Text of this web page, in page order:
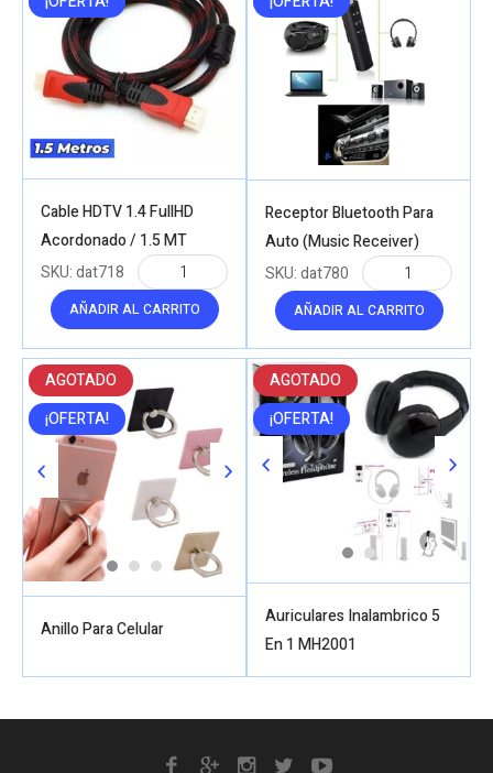
Cable HDTV 1.4 FullHD
Acordonado / 1.5 MT
AÑADIR AL CARRITO
SKU:dat718
Receptor Bluetooth Para
Auto (Music Receiver)
AÑADIR AL CARRITO
SKU:dat780
AGOTADO
¡OFERTA!
Anillo Para Celular
AGOTADO
¡OFERTA!
Auriculares Inalambrico 5
En 1 MH2001